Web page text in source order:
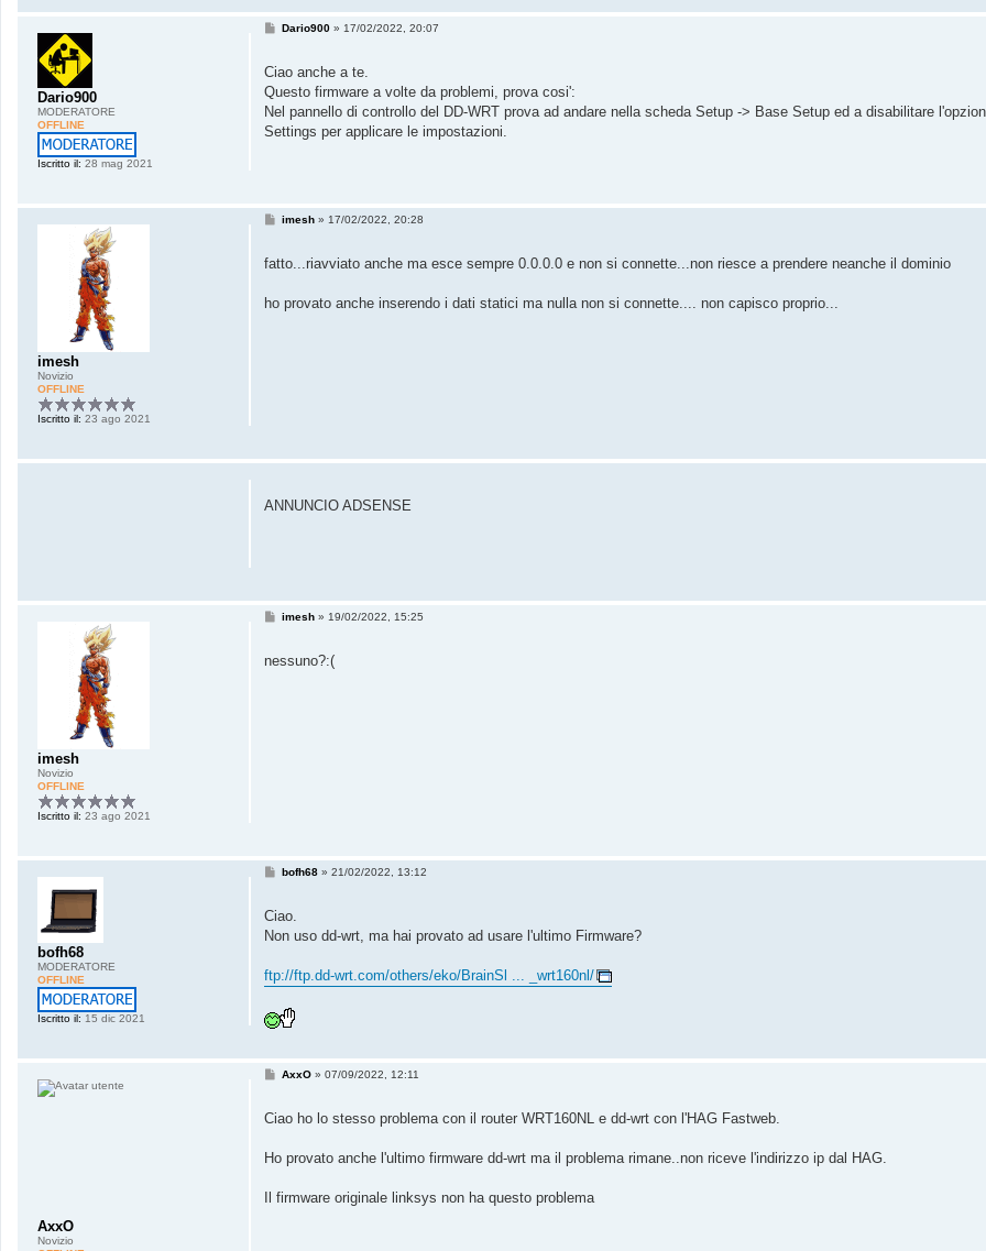
Dario900
MODERATORE
OFFLINE
Iscritto il: 28 mag 2021
M
a
g
g
i
o
Dario900» 17/02/2022, 20:07
Ciao anche a te.
Questo firmware a volte da problemi, prova cosi':
Nel pannello di controllo del DD-WRT prova ad andare nella scheda Setup -> Base Setup ed a disabilitare
Settings per applicare le impostazioni.
imesh
Novizio
OFFLINE
Iscritto il: 23 ago 2021
M
s
a
i
imesh» 17/02/2022, 20:28
fatto...riavviato anche ma esce sempre 0.0.0.0 e non si connette...non riesce a prendere neanche il dominio
ho provato anche inserendo i dati statici ma nulla non si connette.... non capisco proprio...
ANNUNCIO ADSENSE
imesh
Novizio
OFFLINE
Iscritto il: 23 ago 2021
M
a
imesh» 19/02/2022, 15:25
nessuno?:(
bofh68
MODERATORE
OFFLINE
Iscritto il: 15 dic 2021
M
a
g
o
bofh68» 21/02/2022, 13:12
Ciao.
Non uso dd-wrt, ma hai provato ad usare l'ultimo Firmware?
ftp://ftp.dd-wrt.com/others/eko/BrainSl ... _wrt160nl/
AxxO
Novizio
M
a
i
AxxO» 07/09/2022, 12:11
Ciao ho lo stesso problema con il router WRT160NL e dd-wrt con l'HAG Fastweb.
Ho provato anche l'ultimo firmware dd-wrt ma il problema rimane..non riceve l'indirizzo ip dal HAG.
Il firmware originale linksys non ha questo problema